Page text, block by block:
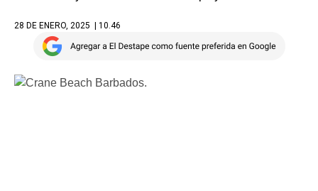
28 DE ENERO, 2025 | 10.46